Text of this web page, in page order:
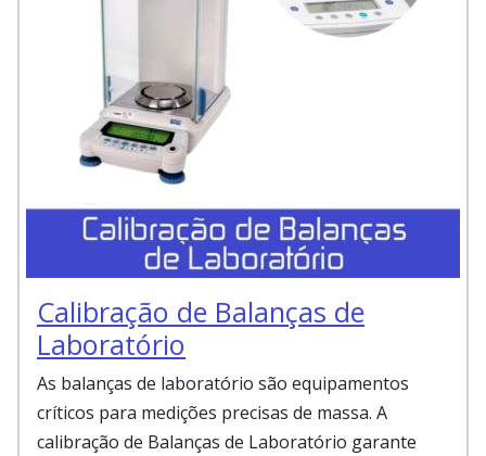
Calibração de Balanças de
Laboratório
As balanças de laboratório são equipamentos
críticos para medições precisas de massa. A
calibração de Balanças de Laboratório garante